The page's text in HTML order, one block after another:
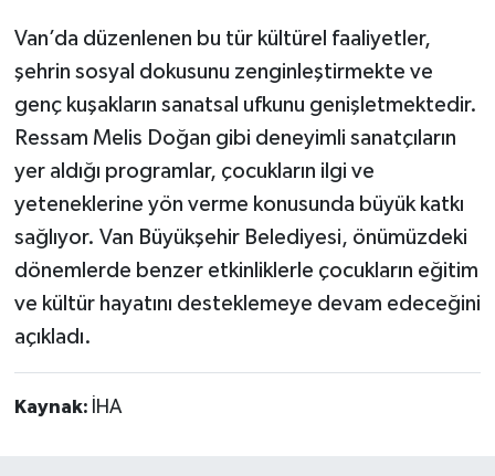
Van’da düzenlenen bu tür kültürel faaliyetler,
şehrin sosyal dokusunu zenginleştirmekte ve
genç kuşakların sanatsal ufkunu genişletmektedir.
Ressam Melis Doğan gibi deneyimli sanatçıların
yer aldığı programlar, çocukların ilgi ve
yeteneklerine yön verme konusunda büyük katkı
sağlıyor. Van Büyükşehir Belediyesi, önümüzdeki
dönemlerde benzer etkinliklerle çocukların eğitim
ve kültür hayatını desteklemeye devam edeceğini
açıkladı.
Kaynak: İHA